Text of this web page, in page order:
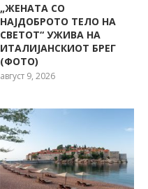
„ЖЕНАТА СО
НАЈДОБРОТО ТЕЛО НА
СВЕТОТ“ УЖИВА НА
ИТАЛИЈАНСКИОТ БРЕГ
(ФОТО)
август 9, 2026